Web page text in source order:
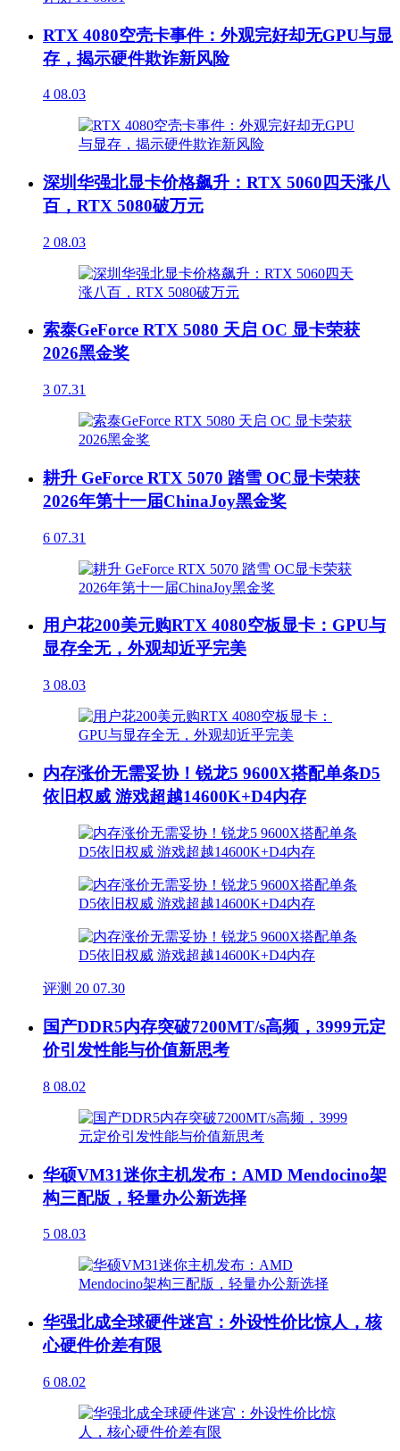
RTX 4080空壳卡事件：外观完好却无GPU与显
存，揭示硬件欺诈新风险
4 08.03
深圳华强北显卡价格飙升：RTX 5060四天涨八
百，RTX 5080破万元
2 08.03
索泰GeForce RTX 5080 天启 OC 显卡荣获
2026黑金奖
3 07.31
耕升 GeForce RTX 5070 踏雪 OC显卡荣获
2026年第十一届ChinaJoy黑金奖
6 07.31
用户花200美元购RTX 4080空板显卡：GPU与
显存全无，外观却近乎完美
3 08.03
内存涨价无需妥协！锐龙5 9600X搭配单条D5
依旧权威 游戏超越14600K+D4内存
评测 20 07.30
国产DDR5内存突破7200MT/s高频，3999元定
价引发性能与价值新思考
8 08.02
华硕VM31迷你主机发布：AMD Mendocino架
构三配版，轻量办公新选择
5 08.03
华强北成全球硬件迷宫：外设性价比惊人，核
心硬件价差有限
6 08.02